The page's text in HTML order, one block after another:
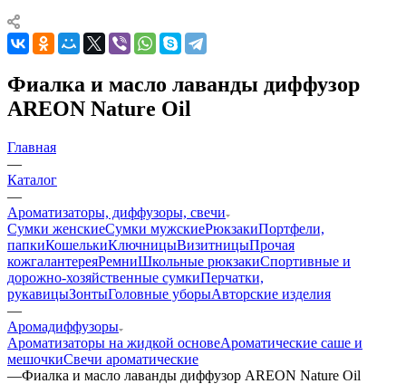
Фиалка и масло лаванды диффузор
AREON Nature Oil
Главная
—
Каталог
—
Ароматизаторы, диффузоры, свечи
Сумки женскиеСумки мужскиеРюкзакиПортфели,
папкиКошелькиКлючницыВизитницыПрочая
кожгалантереяРемниШкольные рюкзакиСпортивные и
дорожно-хозяйственные сумкиПерчатки,
рукавицыЗонтыГоловные уборыАвторские изделия
—
Аромадиффузоры
Ароматизаторы на жидкой основеАроматические саше и
мешочкиСвечи ароматические
—Фиалка и масло лаванды диффузор AREON Nature Oil